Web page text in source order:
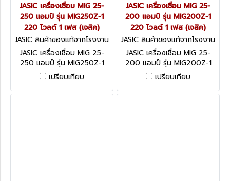
JASIC เครื่องเชื่อม MIG 25-
250 แอมป์ รุ่น MIG250Z-1
220 โวลต์ 1 เฟส (เจสิค)
JASIC สินค้าของแท้จากโรงงาน
ผู้ผลิต MIG250Z-1
JASIC เครื่องเชื่อม MIG 25-
250 แอมป์ รุ่น MIG250Z-1
แรงดันไฟ 1 เฟส 220 โวลต์
ขนาดลวดเชื่อม 0.8 - 1.0 มม.
มีชุดป้อนลวดในตัว ระดับ
เปรียบเทียบ
JASIC เครื่องเชื่อม MIG 25-
200 แอมป์ รุ่น MIG200Z-1
220 โวลต์ 1 เฟส (เจสิค)
JASIC สินค้าของแท้จากโรงงาน
ผู้ผลิต MIG200Z-1
JASIC เครื่องเชื่อม MIG 25-
200 แอมป์ รุ่น MIG200Z-1
แรงดันไฟ 1 เฟส 220 โวลต์
ขนาดลวดเชื่อม 0.8 - 1.0 มม.
มีชุดป้อนลวดในตัว ระดับ
เปรียบเทียบ